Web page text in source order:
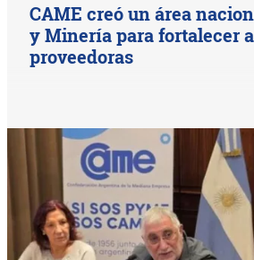
CAME creó un área
y Minería para fortalecer
proveedoras